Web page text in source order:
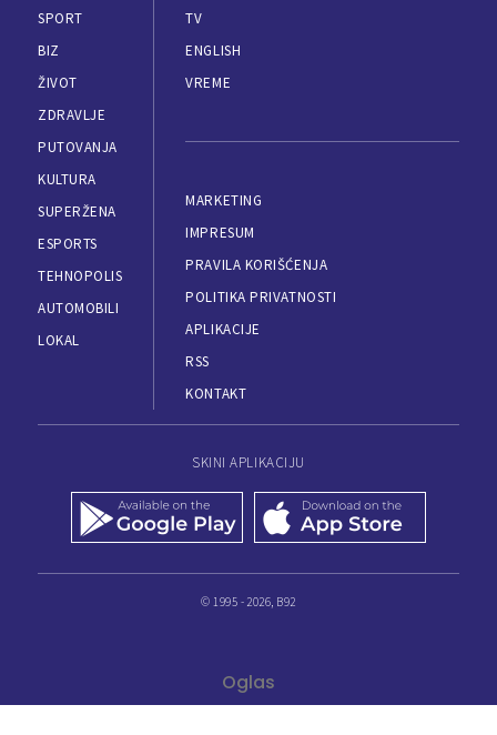
SPORT
BIZ
ŽIVOT
ZDRAVLJE
PUTOVANJA
KULTURA
SUPERŽENA
ESPORTS
TEHNOPOLIS
AUTOMOBILI
LOKAL
TV
ENGLISH
VREME
MARKETING
IMPRESUM
PRAVILA KORIŠĆENJA
POLITIKA PRIVATNOSTI
APLIKACIJE
RSS
KONTAKT
SKINI APLIKACIJU
© 1995 - 2026, B92